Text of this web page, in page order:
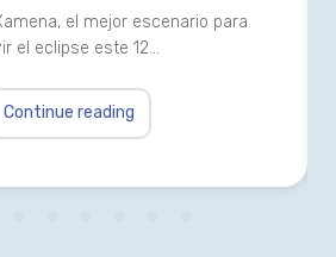
el mejor escenario para
el eclipse este 12…
Continue reading